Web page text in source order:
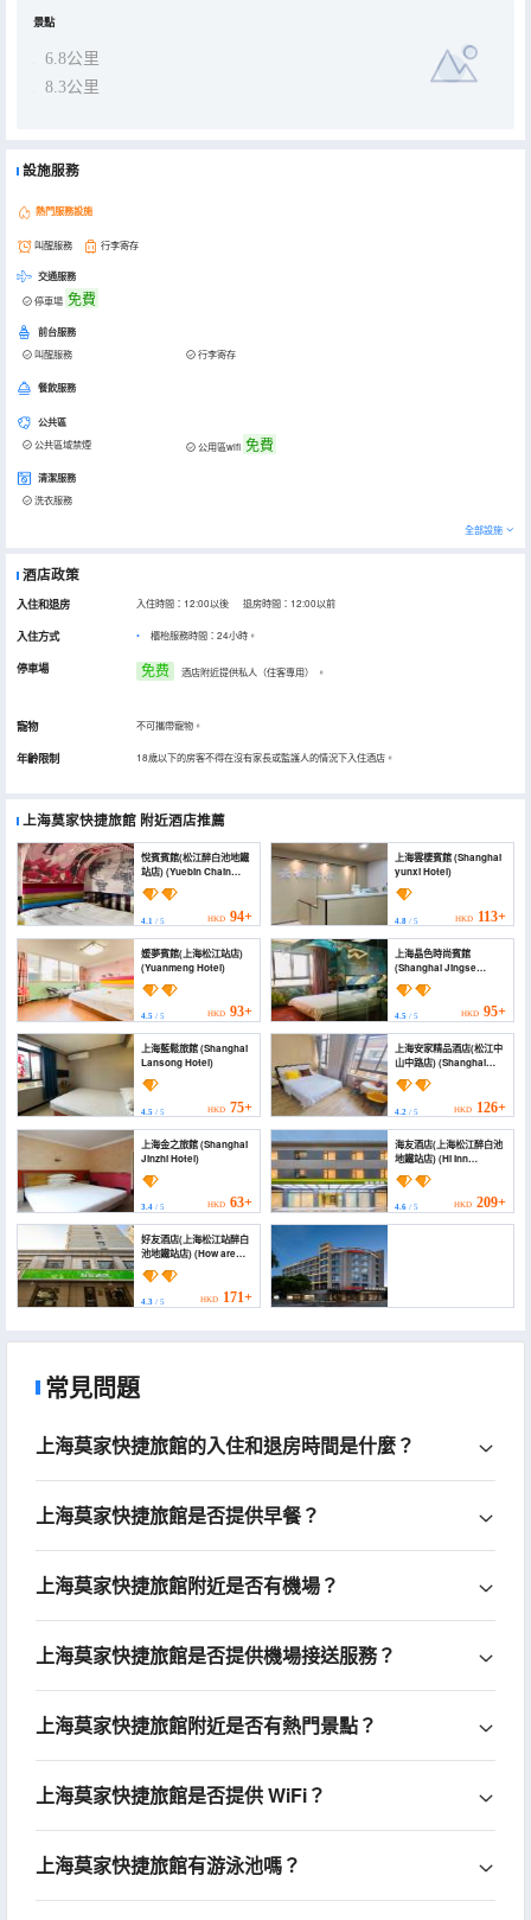
景點
6.8公里
8.3公里
設施服務
熱門服務設施
叫醒服務 行李寄存
交通服務
停車場 免費
前台服務
叫醒服務 行李寄存
餐飲服務
公共區
公共區域禁煙 公用區wifi 免費
清潔服務
洗衣服務
全部設施
酒店政策
入住和退房 入住時間：12:00以後 退房時間：12:00以前
入住方式 櫃枱服務時間：24小時。
停車場 免费 酒店附近提供私人（住客專用） 。
寵物 不可攜帶寵物。
年齡限制 18歲以下的房客不得在沒有家長或監護人的情況下入住酒店。
上海莫家快捷旅館 附近酒店推薦
悅賓賓館(松江醉白池地鐵
站店) (Yuebin Chain
Hotel (Shanghai
Huating Old Street
4.1 / 5 HKD 94+
上海雲棲賓館 (Shanghai
yunxi Hotel)
4.8/ 5 HKD 113+
媛夢賓館(上海松江站店)
(Yuanmeng Hotel)
4.5 / 5 HKD 93+
上海晶色時尚賓館
(Shanghai Jingse
Fashion Hotel)
4.5/ 5 HKD 95+
上海藍鬆旅館 (Shanghai
Lansong Hotel)
4.5 / 5 HKD 75+
上海安家精品酒店(松江中
山中路店) (Shanghai
Anjia Boutique Hotel)
4.2/ 5 HKD 126+
上海金之旅館 (Shanghai
Jinzhi Hotel)
3.4 / 5 HKD 63+
海友酒店(上海松江醉白池
地鐵站店) (Hi Inn
(Shanghai Songjiang
Zuibaichi Subway
Station))
4.6/ 5 HKD 209+
好友酒店(上海松江站醉白
池地鐵站店) (How are
you Inn)
4.3 / 5 HKD 171+
(Hampton Shanghai Songjiang by Hilton)
常見問題
上海莫家快捷旅館的入住和退房時間是什麼？
上海莫家快捷旅館是否提供早餐？
上海莫家快捷旅館附近是否有機場？
上海莫家快捷旅館是否提供機場接送服務？
上海莫家快捷旅館附近是否有熱門景點？
上海莫家快捷旅館是否提供 WiFi？
上海莫家快捷旅館有游泳池嗎？